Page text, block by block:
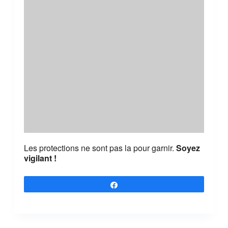
Les protections ne sont pas la pour garnir. Soyez
vigilant !